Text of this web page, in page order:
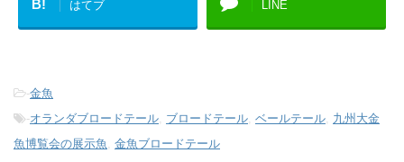
B! はてブ LINE
-金魚
-オランダブロードテール ブロードテール ベールテール 九州大金
魚博覧会の展示魚
金魚ブロードテール